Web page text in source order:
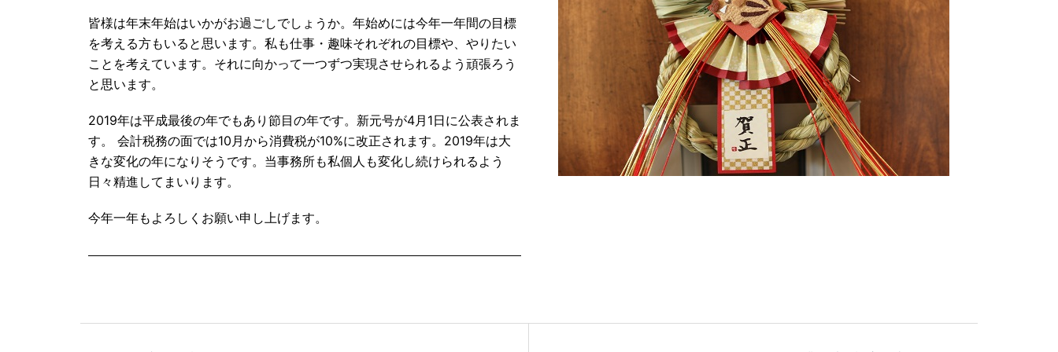
皆様は年末年始はいかがお過ごしでしょうか。年始めには今年一年間の目標
を考える方もいると思います。私も仕事・趣味それぞれの目標や、やりたい
ことを考えています。それに向かって一つずつ実現させられるよう頑張ろう
と思います。
2019年は平成最後の年でもあり節目の年です。新元号が4月1日に公表されま
す。 会計税務の面では10月から消費税が10%に改正されます。2019年は大
きな変化の年になりそうです。当事務所も私個人も変化し続けられるよう
日々精進してまいります。
今年一年もよろしくお願い申し上げます。